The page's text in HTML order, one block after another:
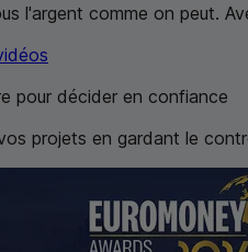
l'argent comme on peut.
pour décider en confiance
projets en gardant le